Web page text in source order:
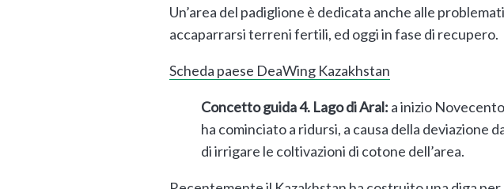
Un’area del padiglione è dedicata anche alle
accaparrarsi terreni fertili, ed oggi in fase di recupero.
Scheda paese DeaWing Kazakhstan
Concetto guida 4. Lago di Aral: a inizio
ha cominciato a ridursi, a causa della deviazione
di irrigare le coltivazioni di cotone dell’area.